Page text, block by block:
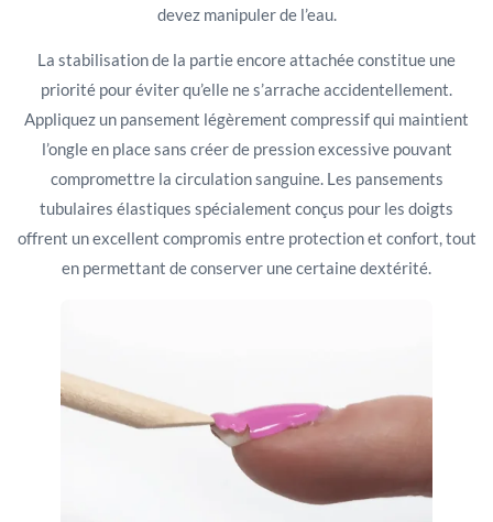
devez manipuler de l’eau.
La stabilisation de la partie encore attachée constitue une
priorité pour éviter qu’elle ne s’arrache accidentellement.
Appliquez un pansement légèrement compressif qui maintient
l’ongle en place sans créer de pression excessive pouvant
compromettre la circulation sanguine. Les pansements
tubulaires élastiques spécialement conçus pour les doigts
offrent un excellent compromis entre protection et confort, tout
en permettant de conserver une certaine dextérité.